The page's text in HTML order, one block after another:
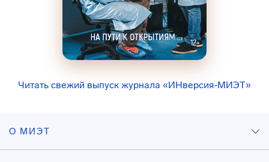
Читать свежий выпуск журнала «ИНверсия-МИЭТ»
О МИЭТ